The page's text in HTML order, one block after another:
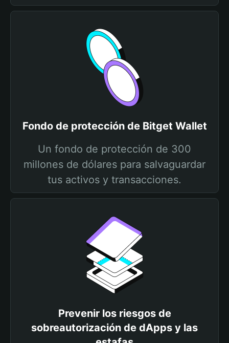
Fondo de protección de Bitget Wallet
Un fondo de protección de 300
millones de dólares para salvaguardar
tus activos y transacciones.
Prevenir los riesgos de
sobreautorización de dApps y las